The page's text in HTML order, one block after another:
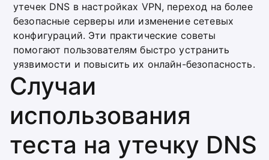
утечек DNS в настройках VPN, переход на более
безопасные серверы или изменение сетевых
конфигураций. Эти практические советы
помогают пользователям быстро устранить
уязвимости и повысить их онлайн-безопасность.
Случаи
использования
теста на утечку DNS